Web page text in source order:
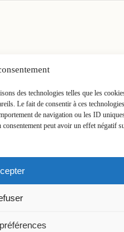
des technologies telles que les
Le fait de consentir à ces
de navigation ou les ID
peut avoir un effet négatif